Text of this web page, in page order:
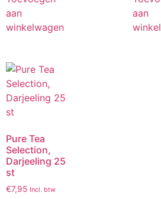
aan
winkelwagen
aan
Pure Tea
Selection,
Darjeeling 25
st
€7,95 Incl. btw